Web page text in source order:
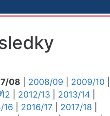
08 2008/09 2009/10
2012/13 2013/14
16 2016/17 2017/18